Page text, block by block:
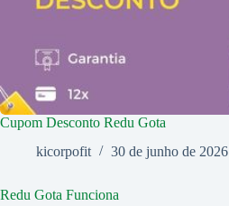
Cupom Desconto Redu Gota
kicorpofit
30 de junho de 2026
Redu Gota Funciona